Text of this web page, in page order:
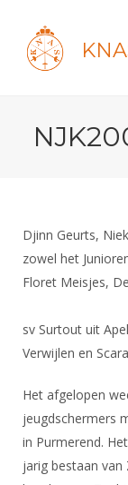
Login
Polls
Forums
Evenement
Website
Handleiding
Bond
Lidmaatschap
Tarieven
Organisatie
Introductie
Recreatiesport
Wedstrijdsport
Inschrijven
Wat is topsport
NK's
DBT
FBT
SBT
Informatie
Jeugdkampen
Brassardsysteem
Forums
Nieuws
Zoek
Contact
NK
Djinn Geurts,
zowel het
Floret Meisjes,
sv Surtout uit
Verwijlen en
Het afgelopen
jeugdschermers
in Purmerend.
jarig bestaan